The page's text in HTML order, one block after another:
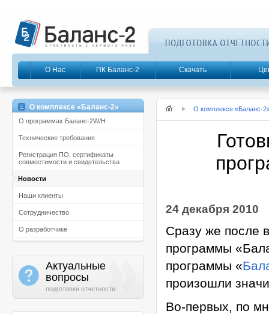
О Нас ПК Баланс-2 Скачать
О комплексе «Баланс-2»
О программах Баланс-2W/Н
Технические требования
Регистрация ПО, сертификаты
совместимости и свидетельства
Новости
Наши клиенты
Сотрудничество
О разработчике
a Актуальные
вопросы
подготовки отчетности
О комплексе «Баланс-
24 декабря 2010
Сразу же после
программы
программы «
произошли
Во-первых, по